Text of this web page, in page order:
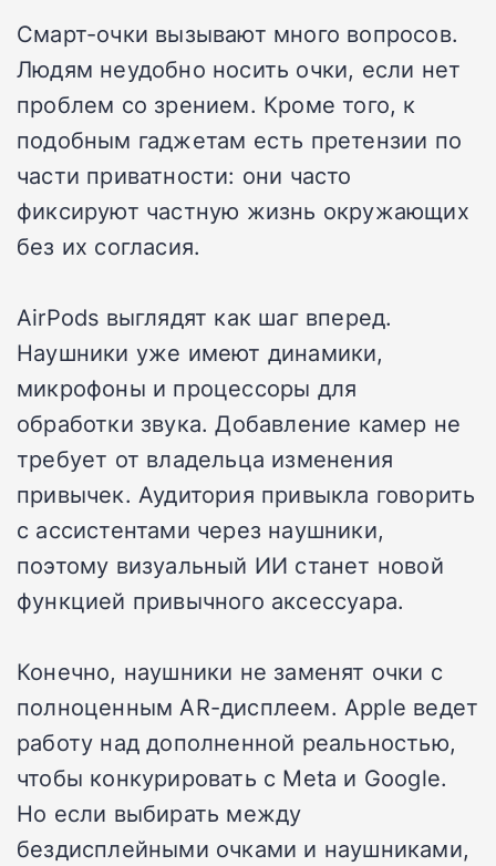
Смарт-очки вызывают много вопросов.
Людям неудобно носить очки, если нет
проблем со зрением. Кроме того, к
подобным гаджетам есть претензии по
части приватности: они часто
фиксируют частную жизнь окружающих
без их согласия.
AirPods выглядят как шаг вперед.
Наушники уже имеют динамики,
микрофоны и процессоры для
обработки звука. Добавление камер не
требует от владельца изменения
привычек. Аудитория привыкла говорить
с ассистентами через наушники,
поэтому визуальный ИИ станет новой
функцией привычного аксессуара.
Конечно, наушники не заменят очки с
полноценным AR-дисплеем. Apple ведет
работу над дополненной реальностью,
чтобы конкурировать с Meta и Google.
Но если выбирать между
бездисплейными очками и наушниками,